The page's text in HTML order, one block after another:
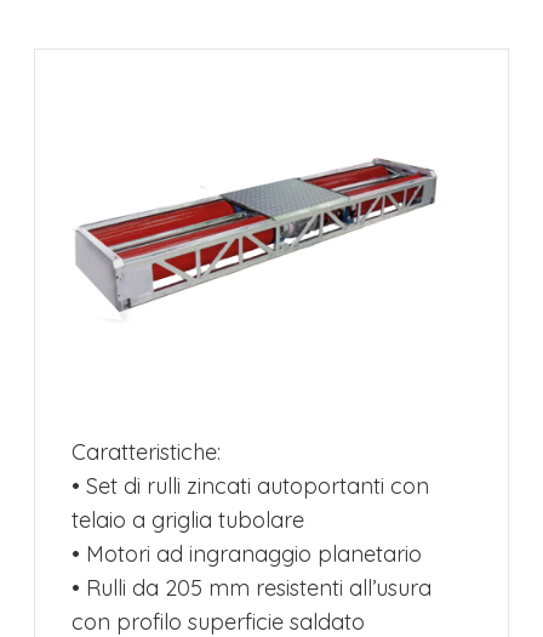
Caratteristiche:
• Set di rulli zincati autoportanti con
telaio a griglia tubolare
• Motori ad ingranaggio planetario
• Rulli da 205 mm resistenti all’usura
con profilo superficie saldato